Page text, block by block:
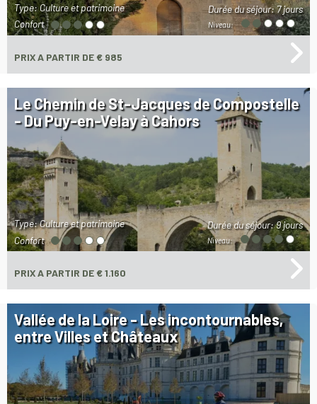
Durée du séjour:7 jours
Niveau:
Type: Culture et patrimoine
Confort
PRIXA PARTIR DE € 985
Le Chemin de St-Jacques de Compostelle
- Du Puy-en-Velay à Cahors
Durée du séjour:9 jours
Niveau:
Type: Culture et patrimoine
Confort
PRIXA PARTIR DE € 1.160
Vallée de la Loire - Les incontournables,
entre Villes et Châteaux